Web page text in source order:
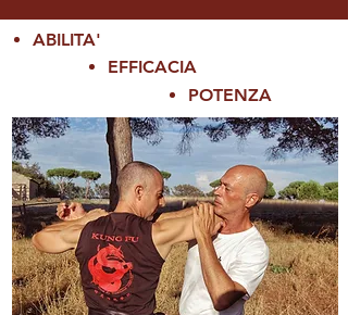
ABILITA'
EFFICACIA
POTENZA